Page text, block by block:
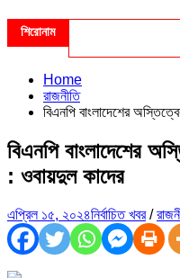
শিরোনাম
Home
রাজনীতি
বিএনপি বাংলাদেশের
বিএনপি বাংলাদেশের
: ওবায়দুল কাদের
এপ্রিল ১৫, ২০২৪নির্বাচিত খবর/